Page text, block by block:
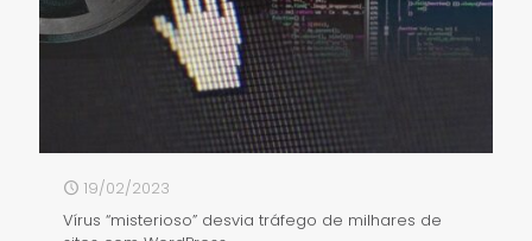
19/02/2023
Vírus “misterioso” desvia tráfego de milhares de